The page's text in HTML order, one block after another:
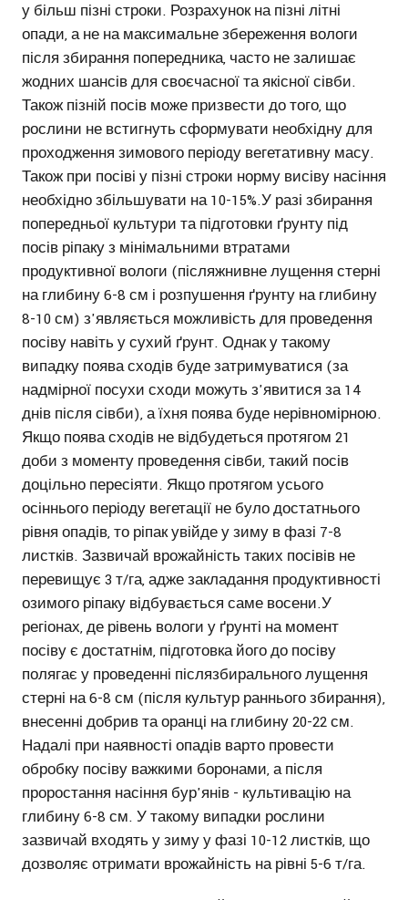
у більш пізні строки. Розрахунок на пізні літні
опади, а не на максимальне збереження вологи
після збирання попередника, часто не залишає
жодних шансів для своєчасної та якісної сівби.
Також пізній посів може призвести до того, що
рослини не встигнуть сформувати необхідну для
проходження зимового періоду вегетативну масу.
Також при посіві у пізні строки норму висіву насіння
необхідно збільшувати на 10-15%.У разі збирання
попередньої культури та підготовки ґрунту під
посів ріпаку з мінімальними втратами
продуктивної вологи (післяжнивне лущення стерні
на глибину 6-8 см і розпушення ґрунту на глибину
8-10 см) з'являється можливість для проведення
посіву навіть у сухий ґрунт. Однак у такому
випадку поява сходів буде затримуватися (за
надмірної посухи сходи можуть з'явитися за 14
днів після сівби), а їхня поява буде нерівномірною.
Якщо поява сходів не відбудеться протягом 21
доби з моменту проведення сівби, такий посів
доцільно пересіяти. Якщо протягом усього
осіннього періоду вегетації не було достатнього
рівня опадів, то ріпак увійде у зиму в фазі 7-8
листків. Зазвичай врожайність таких посівів не
перевищує 3 т/га, адже закладання продуктивності
озимого ріпаку відбувається саме восени.У
регіонах, де рівень вологи у ґрунті на момент
посіву є достатнім, підготовка його до посіву
полягає у проведенні післязбирального лущення
стерні на 6-8 см (після культур раннього збирання),
внесенні добрив та оранці на глибину 20-22 см.
Надалі при наявності опадів варто провести
обробку посіву важкими боронами, а після
проростання насіння бур'янів - культивацію на
глибину 6-8 см. У такому випадки рослини
зазвичай входять у зиму у фазі 10-12 листків, що
дозволяє отримати врожайність на рівні 5-6 т/га.